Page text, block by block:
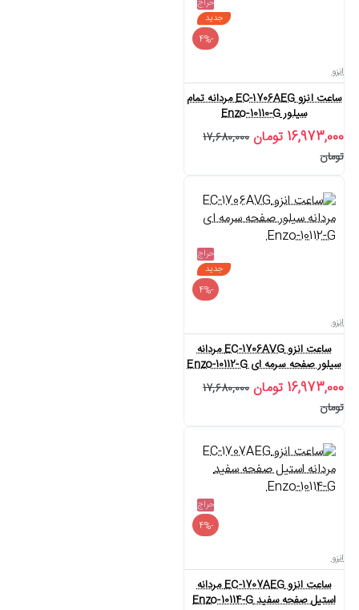
حراج
جدید
-4%
انزو
ساعت انزو EC-1706AEG مردانه تمام
سیلور Enzo-10110-G
16,973,000 تومان
17,680,000
تومان
حراج
جدید
-4%
انزو
ساعت انزو EC-1706AVG مردانه
سیلور صفحه سرمه ای Enzo-10112-G
16,973,000 تومان
17,680,000
تومان
حراج
-4%
انزو
ساعت انزو EC-1707AEG مردانه
استیل صفحه سفید Enzo-10114-G